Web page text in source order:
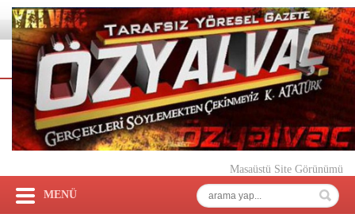
Masaüstü Site Görünümü
MENÜ